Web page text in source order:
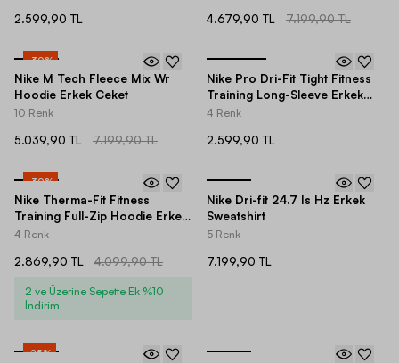
2.599,90 TL 4.679,90 TL 7.199,90 TL
-30%
Nike M Tech Fleece Mix Wr
Hoodie Erkek Ceket
10 Renk
5.039,90 TL 7.199,90 TL
Nike Pro Dri-Fit Tight Fitness
Training Long-Sleeve Erkek
Tişört
4 Renk
2.599,90 TL
-30%
Nike Therma-Fit Fitness
Training Full-Zip Hoodie Erkek
Sweatshirt
4 Renk
2.869,90 TL 4.099,90 TL
2 ve Üzerine Sepette Ek %10
İndirim
Nike Dri-fit 24.7 Is Hz Erkek
Sweatshirt
5 Renk
7.199,90 TL
-25%